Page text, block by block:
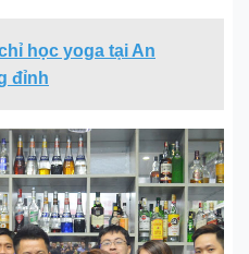
học yoga tại An
đỉnh